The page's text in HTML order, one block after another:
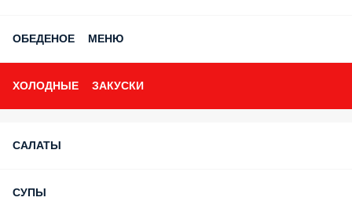
ОБЕДЕНОЕ МЕНЮ
ХОЛОДНЫЕ ЗАКУСКИ
САЛАТЫ
СУПЫ